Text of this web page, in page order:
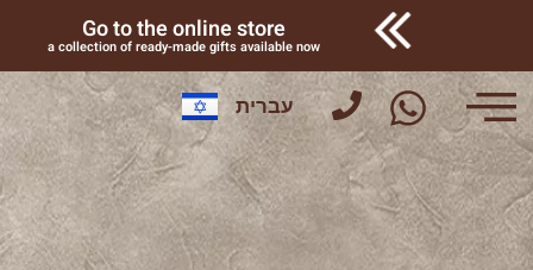
Go to the online store
a collection of ready-made gifts available now
עברית